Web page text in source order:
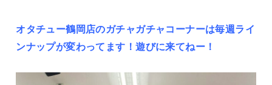
オタチュー鶴岡店のガチャガチャコーナーは毎週ライ
ンナップが変わってます！遊びに来てねー！